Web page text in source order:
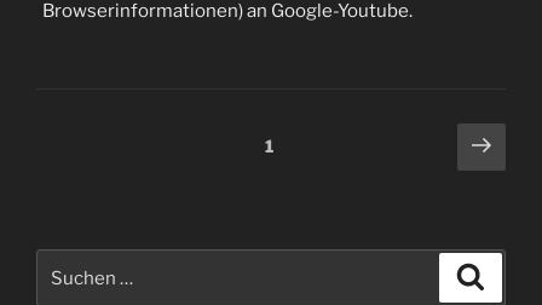
Browserinformationen) an Google-Youtube.
Seite1
nach: